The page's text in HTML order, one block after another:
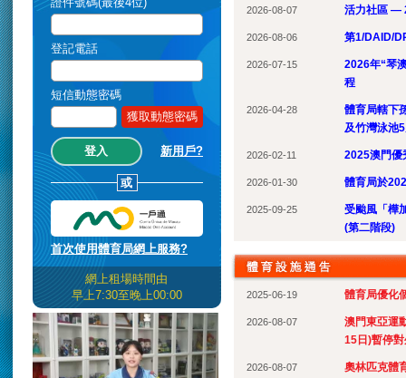
登記電話
短信動態密碼
獲取動態密碼
新用戶?
或
首次使用體育局網上服務?
網上租場時間由
早上7:30至晚上00:00
2026-08-07 活力社區 —
2026-08-06 第1/DAID/
2026-07-15
2026年“琴
程
2026-04-28
體育局轄下
及竹灣泳池
2026-02-11 2025澳門優
2026-01-30 體育局於
2025-09-25
受颱風「樺
(第二階段)
2025-06-19 體育局優化
2026-08-07
澳門東亞運
15日)暫停
2026-08-07 奧林匹克體